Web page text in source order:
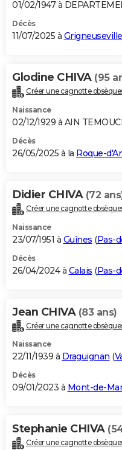
S'inscrire
Se connecter
Lycées
Collèges
Primaires
Universités
Entreprises
Service militaire
Avis de recherche
AVIS DE DÉCÈS
Bricolage
Lifestyle
Culture
Sport
Auto
Television
Voyage
Cinema
01/02/1947 à
Décès
11/07/2025 à Grigneuseville
Glodine CHIVA (95
Créer une cagnotte
Naissance
02/12/1929 à AIN
Décès
26/05/2025 à la Roque-
Didier CHIVA (72
Créer une cagnotte
Naissance
23/07/1951 à Guînes (Pas-
Décès
26/04/2024 à Calais (Pas-
Jean CHIVA (83 ans)
Créer une cagnotte
Naissance
22/11/1939 à Draguignan (
Décès
09/01/2023 à Mont-de-
Stephanie CHIVA
Créer une cagnotte